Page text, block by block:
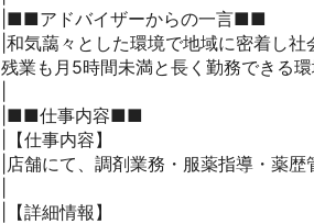
|■■アドバイザーからの一言■■
|和気藹々とした環境で地域に密着し
残業も月5時間未満と長く勤務できる環
|■■仕事内容■■
|【仕事内容】
|店舗にて、調剤業務・服薬指導・薬歴
|【詳細情報】